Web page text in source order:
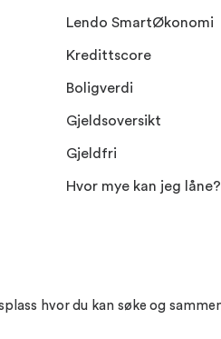
Lendo SmartØkonomi
Kredittscore
Boligverdi
Gjeldsoversikt
Gjeldfri
Hvor mye kan jeg låne?
hvor du kan søke og